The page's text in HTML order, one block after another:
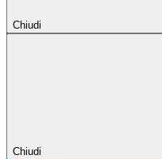
Chiudi
Chiudi